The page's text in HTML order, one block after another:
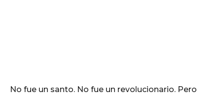
No fue un santo. No fue un revolucionario. Pero